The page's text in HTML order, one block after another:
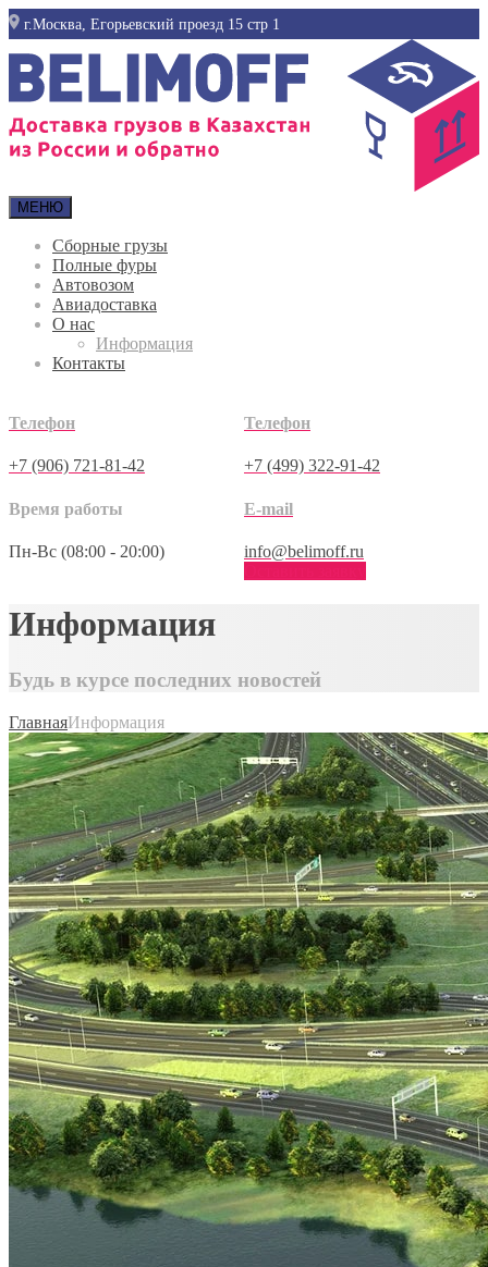
г.Москва, Егорьевский проезд 15 стр 1
МЕНЮ
Сборные грузы
Полные фуры
Автовозом
Авиадоставка
О нас
Информация
Контакты
Телефон
+7 (906) 721-81-42
Телефон
+7 (499) 322-91-42
Время работы
Пн-Вс (08:00 - 20:00)
E-mail
info@belimoff.ru
Информация
Будь в курсе последних новостей
ГлавнаяИнформация